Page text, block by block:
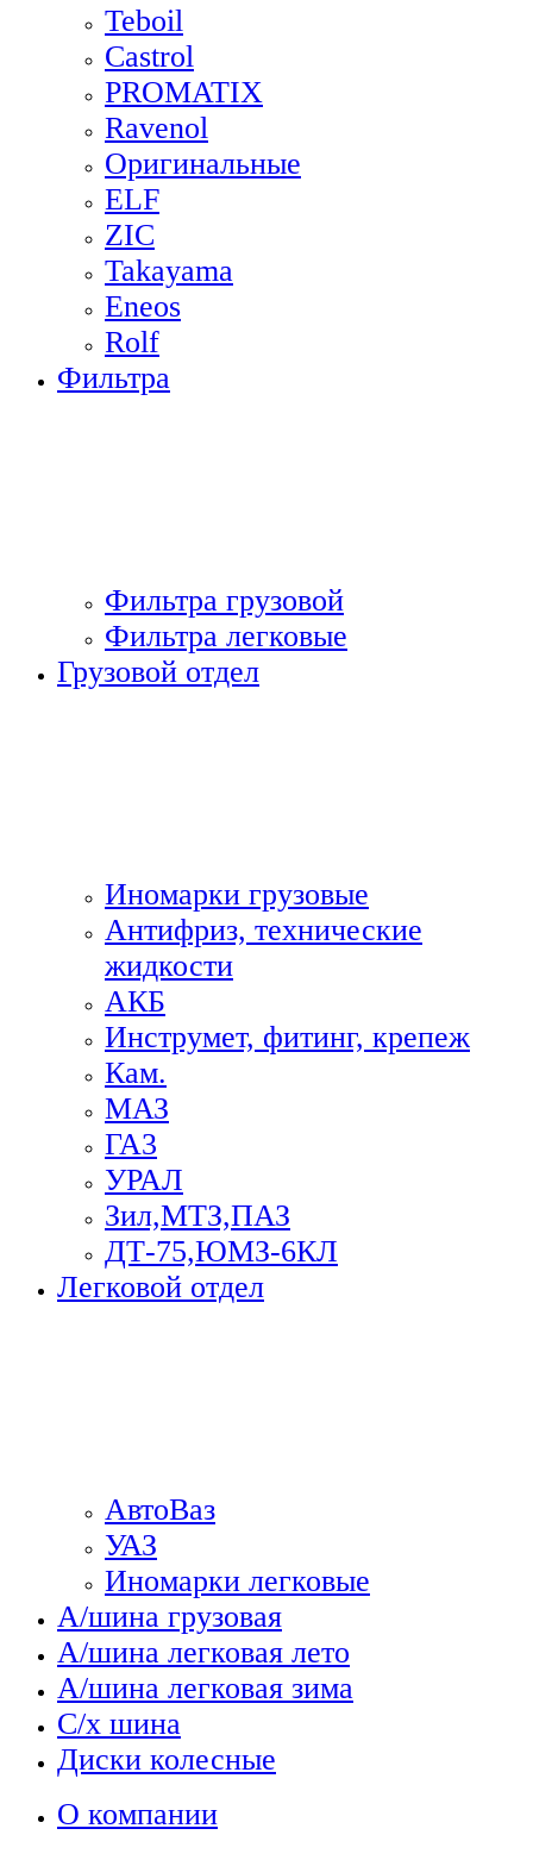
Teboil
Castrol
PROMATIX
Ravenol
Оригинальные
ELF
ZIC
Takayama
Eneos
Rolf
Фильтра
Фильтра грузовой
Фильтра легковые
Грузовой отдел
Иномарки грузовые
Антифриз, технические
жидкости
АКБ
Инструмет, фитинг, крепеж
Кам.
МАЗ
ГА3
УРАЛ
Зил,МТЗ,ПАЗ
ДТ-75,ЮМЗ-6КЛ
Легковой отдел
АвтоВаз
УАЗ
Иномарки легковые
А/шина грузовая
А/шина легковая лето
А/шина легковая зима
С/х шина
Диски колесные
О компании